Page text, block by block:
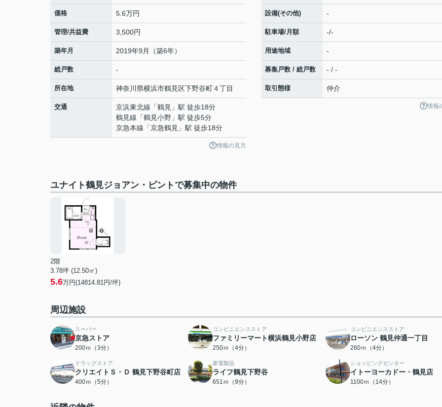
価格 5.6万円
管理/共益費 3,500円
築年月 2019年9月（築6年）
総戸数 -
所在地 神奈川県横浜市鶴見区下野谷町４丁目
交通 京浜東北線 「鶴見 」駅 徒歩18分
鶴見線 「鶴見小野 」駅 徒歩5分
京急本線 「京急鶴見 」駅 徒歩18分
情報の見方
設備(その他) -
駐車場/月額 -/-
用途地域 -
募集戸数 / 総戸数 - / -
取引態様 仲介
情報
ユナイト鶴見ジョアン・ピントで募集中の物件
2階
3.78坪 (12.50㎡)
5.6万円(14814.81円/坪)
周辺施設
スーパー
京急ストア
200ｍ（3分）
コンビニエンスストア
ファミリーマート横浜鶴見小野店
250ｍ（4分）
コンビニエンスストア
ローソン 鶴見仲通一丁目
260ｍ（4分）
ドラッグストア
クリエイトＳ・Ｄ 鶴見下野谷町店
400ｍ（5分）
家電製品
ライフ鶴見下野谷
651ｍ（9分）
ショッピングセンター
イトーヨーカドー・鶴見店
1100ｍ（14分）